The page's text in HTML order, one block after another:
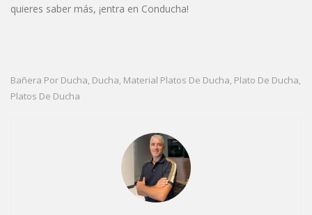
quieres saber más, ¡entra en Conducha!
Bañera Por Ducha, Ducha, Material Platos De Ducha, Plato De Ducha,
Platos De Ducha